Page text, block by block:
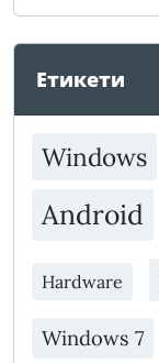
Етикети
Windows
Android
Hardware
Windows 7